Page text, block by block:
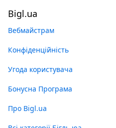
Bigl.ua
Вебмайстрам
Конфіденційність
Угода користувача
Бонусна Програма
Про Bigl.ua